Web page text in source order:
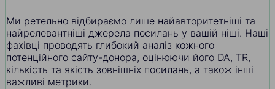
Ми ретельно відбираємо лише найавторитетніші та
найрелевантніші джерела посилань у вашій ніші. Наші
фахівці проводять глибокий аналіз кожного
потенційного сайту-донора, оцінюючи його DA, TR,
кількість та якість зовнішніх посилань, а також інші
важливі метрики.